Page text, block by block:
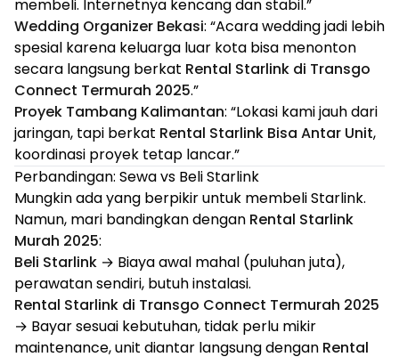
membeli. Internetnya kencang dan stabil.”
Wedding Organizer Bekasi: “Acara wedding jadi lebih
spesial karena keluarga luar kota bisa menonton
secara langsung berkat Rental Starlink di Transgo
Connect Termurah 2025.”
Proyek Tambang Kalimantan: “Lokasi kami jauh dari
jaringan, tapi berkat Rental Starlink Bisa Antar Unit,
koordinasi proyek tetap lancar.”
Perbandingan: Sewa vs Beli Starlink
Mungkin ada yang berpikir untuk membeli Starlink.
Namun, mari bandingkan dengan Rental Starlink
Murah 2025:
Beli Starlink → Biaya awal mahal (puluhan juta),
perawatan sendiri, butuh instalasi.
Rental Starlink di Transgo Connect Termurah 2025
→ Bayar sesuai kebutuhan, tidak perlu mikir
maintenance, unit diantar langsung dengan Rental